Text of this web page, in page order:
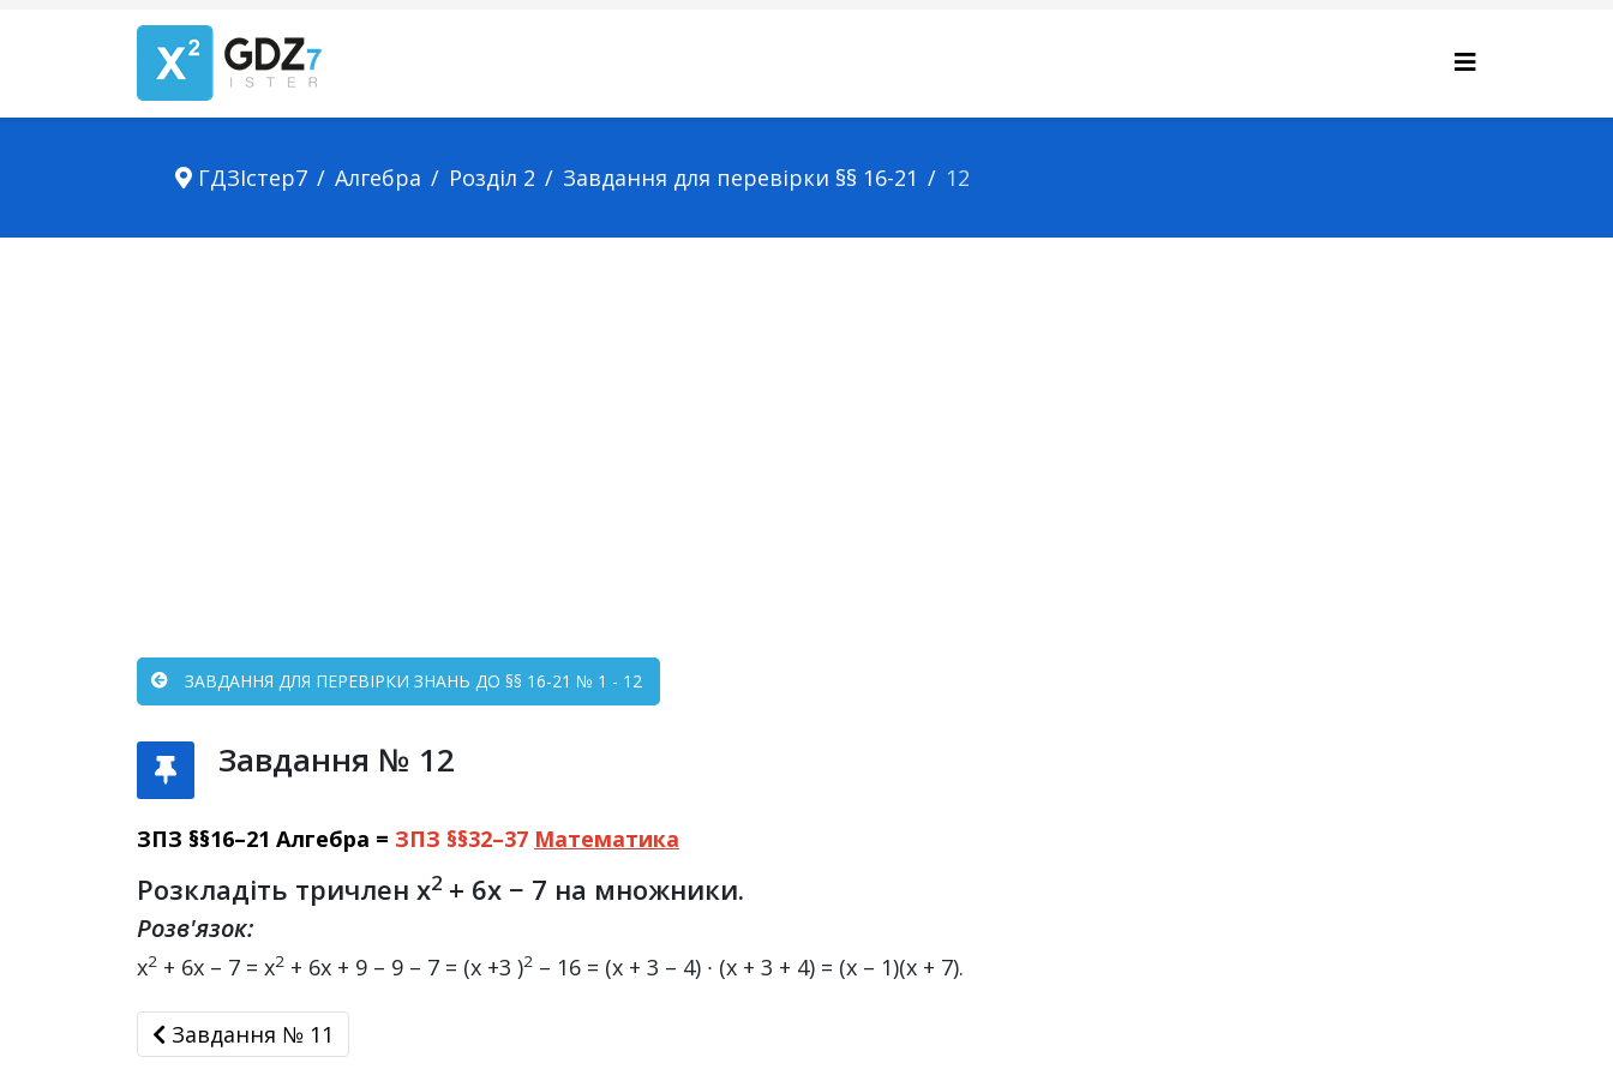
ГДЗІстер7 Алгебра Розділ 2 Завдання для перевірки §§ 16-21 12
ЗАВДАННЯ ДЛЯ ПЕРЕВІРКИ ЗНАНЬ ДО §§ 16-21 № 1 - 12
Завдання № 12
ЗПЗ §§16–21 Алгебра = ЗПЗ §§32–37 Математика
Розкладіть тричлен x2 + 6x − 7 на множники.
Розв'язок:
х2 + 6х – 7 = х2 + 6х + 9 – 9 – 7 = (х +3 )2 – 16 = (х + 3 – 4) ∙ (х + 3 + 4) = (x – 1)(х + 7).
Завдання № 11
Завдання № 11